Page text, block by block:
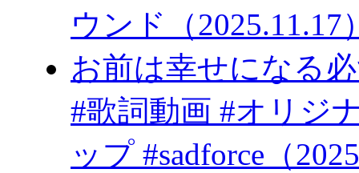
ウンド（2025.11.17
お前は
#歌詞動画 #オリジ
ップ #sadforce（